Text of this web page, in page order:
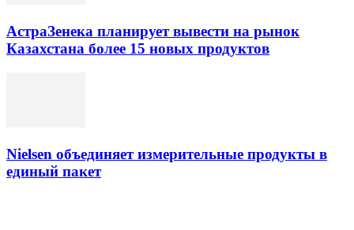
АстраЗенека планирует вывести на рынок
Казахстана более 15 новых продуктов
Nielsen объединяет измерительные продукты в
единый пакет